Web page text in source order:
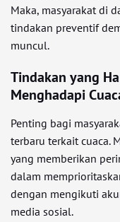
Maka, masyarakat di
tindakan preventif
muncul.
Tindakan yang
Menghadapi
Penting bagi
terbaru terkait cuaca.
yang memberikan
dalam
dengan mengikuti
media sosial.